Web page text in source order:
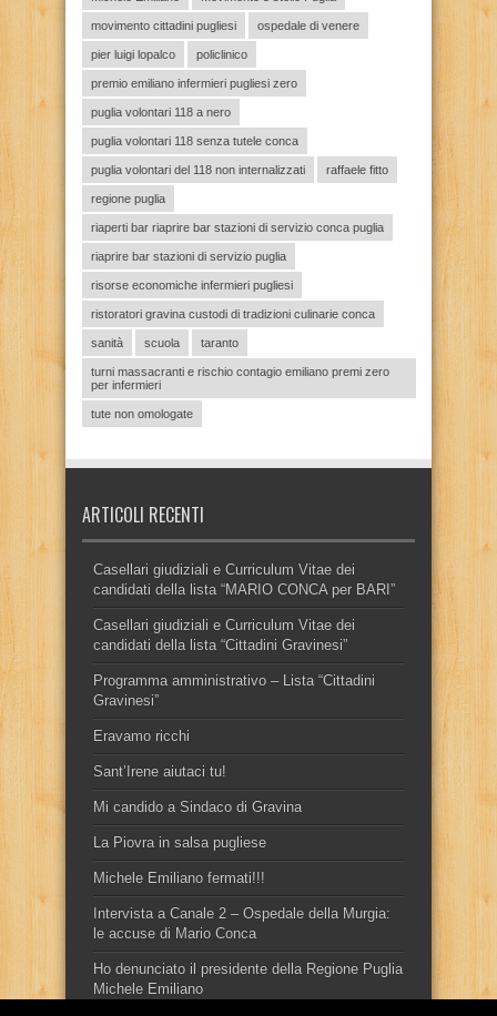
movimento cittadini pugliesi ospedale di venere
pier luigi lopalco policlinico
premio emiliano infermieri pugliesi zero
puglia volontari 118 a nero
puglia volontari 118 senza tutele conca
puglia volontari del 118 non internalizzati raffaele fitto
regione puglia
riaperti bar riaprire bar stazioni di servizio conca puglia
riaprire bar stazioni di servizio puglia
risorse economiche infermieri pugliesi
ristoratori gravina custodi di tradizioni culinarie conca
sanità scuola taranto
turni massacranti e rischio contagio emiliano premi zero
per infermieri
tute non omologate
ARTICOLI RECENTI
Casellari giudiziali e Curriculum Vitae dei
candidati della lista “MARIO CONCA per BARI”
Casellari giudiziali e Curriculum Vitae dei
candidati della lista “Cittadini Gravinesi”
Programma amministrativo – Lista “Cittadini
Gravinesi”
Eravamo ricchi
Sant’Irene aiutaci tu!
Mi candido a Sindaco di Gravina
La Piovra in salsa pugliese
Michele Emiliano fermati!!!
Intervista a Canale 2 – Ospedale della Murgia:
le accuse di Mario Conca
Ho denunciato il presidente della Regione Puglia
Michele Emiliano